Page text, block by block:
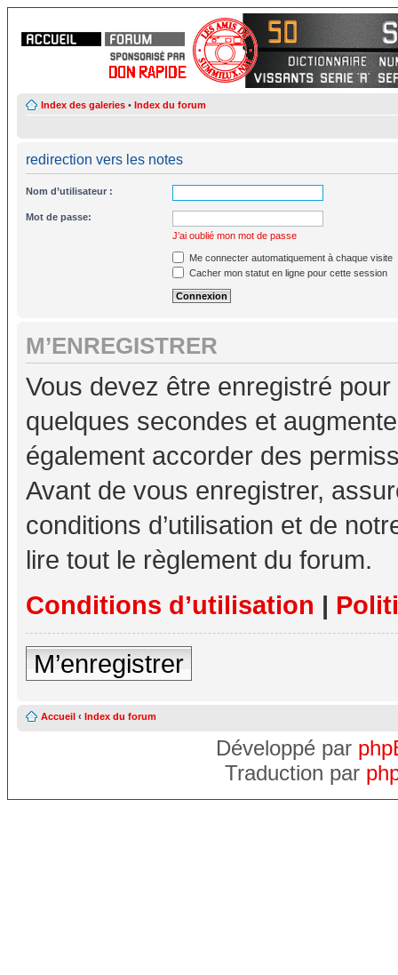
Index des galeries • Index du forum
redirection vers les notes
Nom d’utilisateur :
Mot de passe:
J’ai oublié mon mot de passe
Me connecter automatiquement à chaque visite
Cacher mon statut en ligne pour cette session
M’ENREGISTRER
Vous devez être enregistré
quelques secondes et
également accorder des
Avant de vous enregistrer,
conditions d’utilisation et de
lire tout le règlement du forum.
Conditions d’utilisation |
M’enregistrer
Accueil ‹ Index du forum
Développé par
Traduction par